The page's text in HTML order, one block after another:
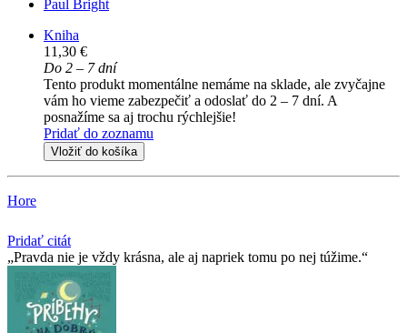
Paul Bright
Kniha
11,30 €
Do 2 – 7 dní
Tento produkt momentálne nemáme na sklade, ale zvyčajne
vám ho vieme zabezpečiť a odoslať do 2 – 7 dní. A
posnažíme sa aj trochu rýchlejšie!
Pridať do zoznamu
Vložiť do košíka
Hore
Pridať citát
Pravda nie je vždy krásna, ale aj napriek tomu po nej túžime.